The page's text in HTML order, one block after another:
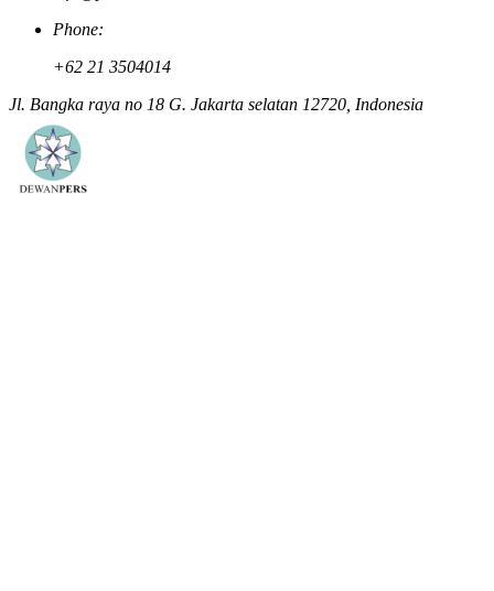
Phone:
+62 21 3504014
Jl. Bangka raya no 18 G. Jakarta selatan 12720, Indonesia